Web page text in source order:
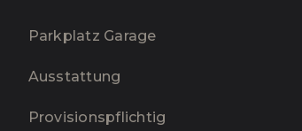
Parkplatz Garage
Ausstattung
Provisionspflichtig